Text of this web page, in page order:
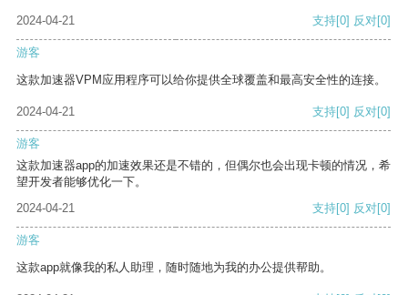
2024-04-21 支持[0] 反对[0]
游客
这款加速器VPM应用程序可以给你提供全球覆盖和最高安全性的连接。
2024-04-21 支持[0] 反对[0]
游客
这款加速器app的加速效果还是不错的，但偶尔也会出现卡顿的情况，希
望开发者能够优化一下。
2024-04-21
支持[0] 反对[0]
游客
这款app就像我的私人助理，随时随地为我的办公提供帮助。